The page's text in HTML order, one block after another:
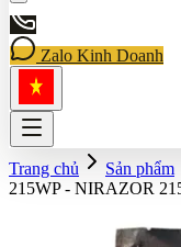
Zalo Kinh Doanh
Trang chủ Sản phẩm
215WP - NIRAZOR